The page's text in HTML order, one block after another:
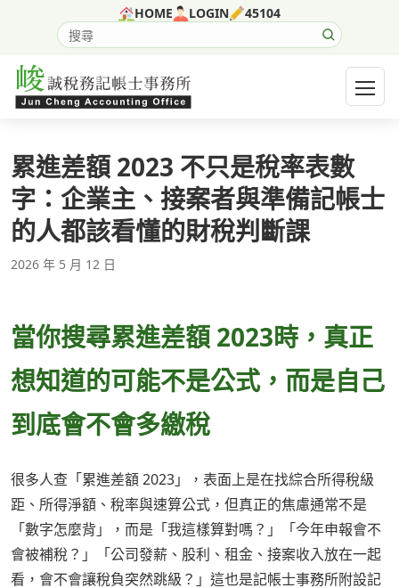
HOME LOGIN 45104
搜尋網站內容
開啟
累進差額 2023 不只是稅率表數
字：企業主、接案者與準備記帳士
的人都該看懂的財稅判斷課
2026 年 5 月 12 日
當你搜尋累進差額 2023時，真正
想知道的可能不是公式，而是自己
到底會不會多繳稅
很多人查「累進差額 2023」，表面上是在找綜合所得稅級
距、所得淨額、稅率與速算公式，但真正的焦慮通常不是
「數字怎麼背」，而是「我這樣算對嗎？」「今年申報會不
會被補稅？」「公司發薪、股利、租金、接案收入放在一起
看，會不會讓稅負突然跳級？」這也是記帳士事務所附設記